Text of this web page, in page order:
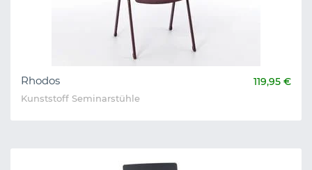
Rhodos 119,95 €
Kunststoff Seminarstühle